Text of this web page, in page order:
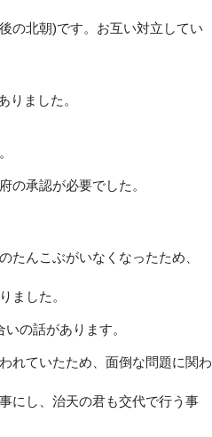
の北朝)です。お互い対立してい
ました。
承認が必要でした。
んこぶがいなくなったため、
ました。
の話があります。
れていたため、面倒な問題に関わ
にし、治天の君も交代で行う事